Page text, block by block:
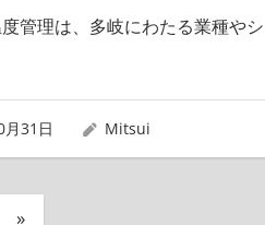
管理は、多岐にわたる業種やシ
31日 Mitsui
次
»